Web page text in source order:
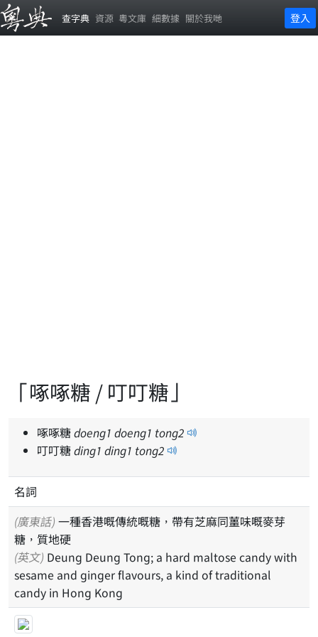
查字典 資源 粵文庫 細數據 關於我哋 登入
「啄啄糖 / 叮叮糖」
啄啄糖doeng1 doeng1 tong2
叮叮糖ding1 ding1 tong2
名詞
(廣東話) 一種香港嘅傳統嘅糖，帶有芝麻同薑味嘅麥芽
糖，質地硬
(英文) Deung Deung Tong; a hard maltose candy with
sesame and ginger flavours, a kind of traditional
candy in Hong Kong